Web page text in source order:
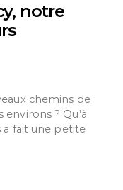
notre
chemins de
? Qu’à
a fait une petite